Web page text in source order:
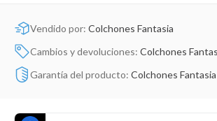
Vendido por: Colchones Fantasia
Cambios y devoluciones: Colchones
Garantía del producto: Colchones Fantasia